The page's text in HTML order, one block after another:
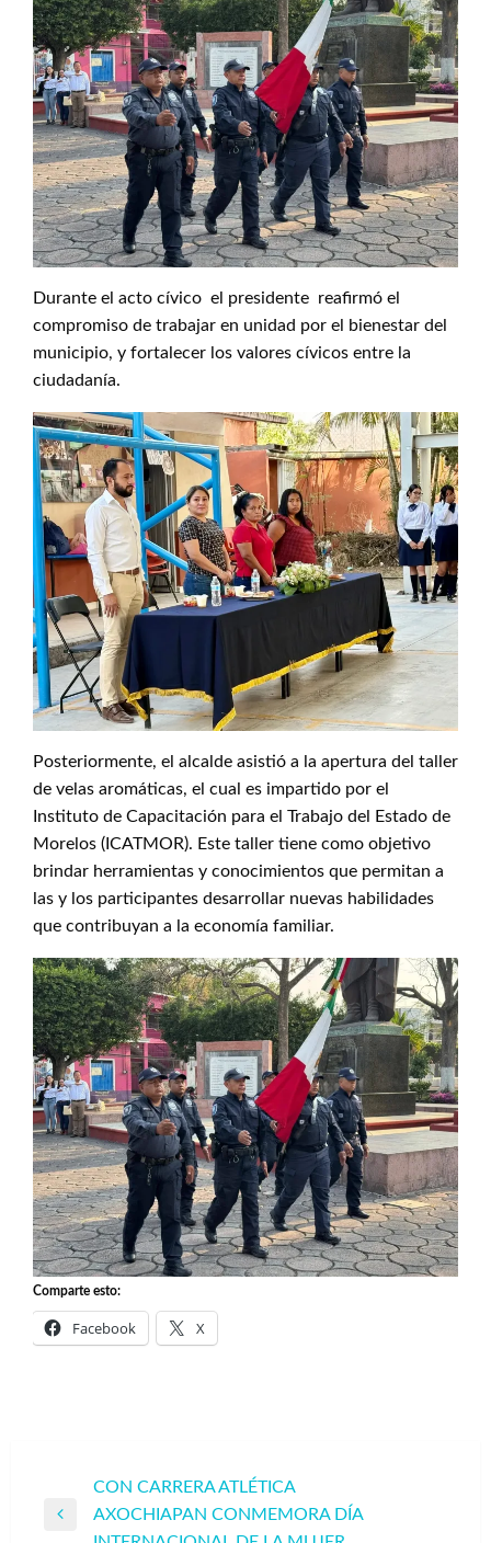
Durante el acto cívico el presidente reafirmó el
compromiso de trabajar en unidad por el bienestar del
municipio, y fortalecer los valores cívicos entre la
ciudadanía.
Posteriormente, el alcalde asistió a la apertura del taller
de velas aromáticas, el cual es impartido por el
Instituto de Capacitación para el Trabajo del Estado de
Morelos (ICATMOR). Este taller tiene como objetivo
brindar herramientas y conocimientos que permitan a
las y los participantes desarrollar nuevas habilidades
que contribuyan a la economía familiar.
Comparte esto:
Facebook X
Navegación
de
CON CARRERA ATLÉTICA
AXOCHIAPAN CONMEMORA DÍA